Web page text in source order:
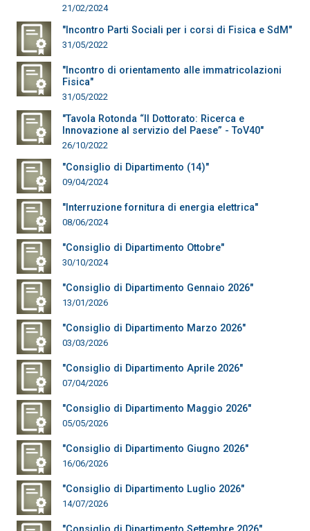
21/02/2024
"Incontro Parti Sociali per i corsi di Fisica e SdM"
31/05/2022
"Incontro di orientamento alle immatricolazioni
Fisica"
31/05/2022
"Tavola Rotonda “Il Dottorato: Ricerca e
Innovazione al servizio del Paese” - ToV40"
26/10/2022
"Consiglio di Dipartimento (14)"
09/04/2024
"Interruzione fornitura di energia elettrica"
08/06/2024
"Consiglio di Dipartimento Ottobre"
30/10/2024
"Consiglio di Dipartimento Gennaio 2026"
13/01/2026
"Consiglio di Dipartimento Marzo 2026"
03/03/2026
"Consiglio di Dipartimento Aprile 2026"
07/04/2026
"Consiglio di Dipartimento Maggio 2026"
05/05/2026
"Consiglio di Dipartimento Giugno 2026"
16/06/2026
"Consiglio di Dipartimento Luglio 2026"
14/07/2026